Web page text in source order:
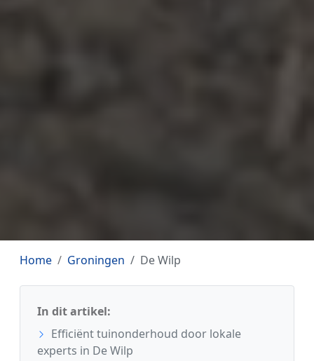
Home Groningen De Wilp
In dit artikel:
Efficiënt tuinonderhoud door lokale
experts in De Wilp